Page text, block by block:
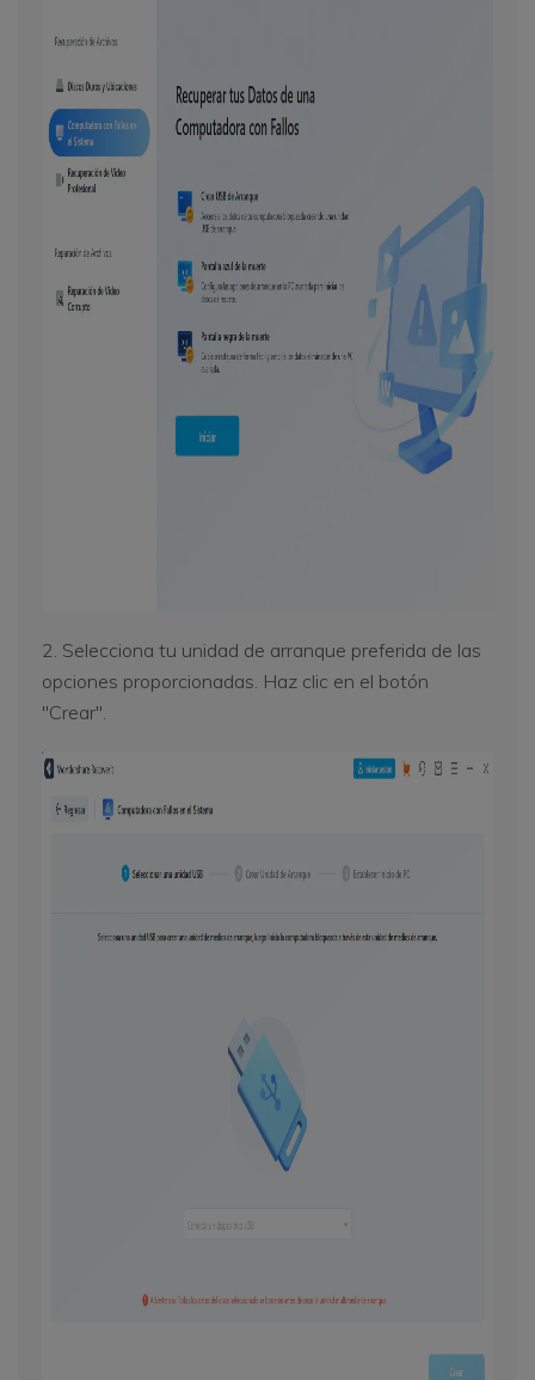
2. Selecciona tu unidad de arranque preferida de las
opciones proporcionadas. Haz clic en el botón
"Crear".